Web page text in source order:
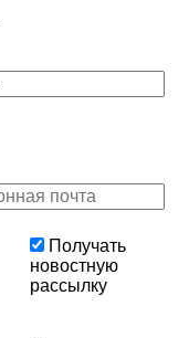
Получать
новостную
рассылку